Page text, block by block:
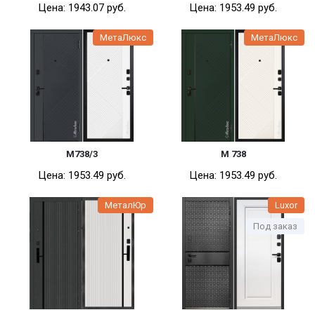
Цена: 1943.07 pуб. Цена: 1953.49 pуб.
МетаЛюкс
М738/3
Цена: 1953.49 pуб.
МетаЛюкс
М 738
Цена: 1953.49 pуб.
МеталЮр
Под заказ
Luxor